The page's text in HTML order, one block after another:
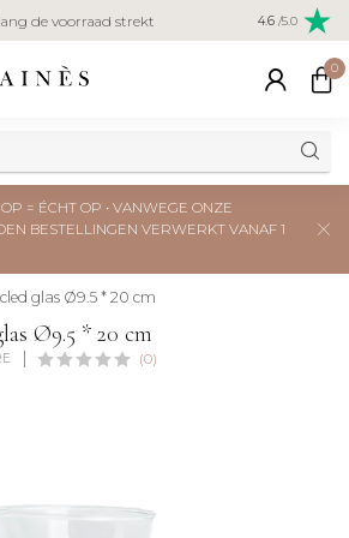
de voorraad strekt Veilig
creditcard
4.6 /5.0
0
= ÉCHT OP • VANWEGE ONZE
BESTELLINGEN VERWERKT VANAF 1
glas Ø9.5 * 20 cm
Ø9.5 * 20 cm
(0)